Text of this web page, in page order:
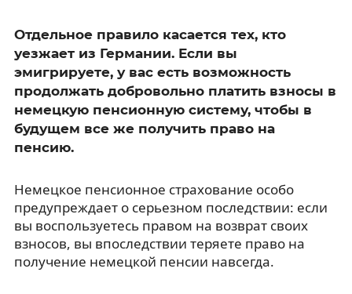
Отдельное правило касается тех, кто
уезжает из Германии. Если вы
эмигрируете, у вас есть возможность
продолжать добровольно платить взносы в
немецкую пенсионную систему, чтобы в
будущем все же получить право на
пенсию.
Немецкое пенсионное страхование особо
предупреждает о серьезном последствии: если
вы воспользуетесь правом на возврат своих
взносов, вы впоследствии теряете право на
получение немецкой пенсии навсегда.